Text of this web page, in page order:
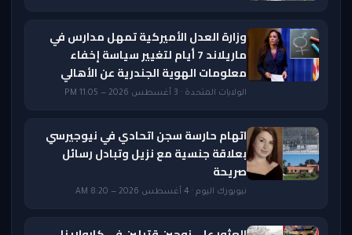
وزارة العدل الأميركية تمهل مدارس في
ماريلاند 7 أيام لتغيير سياسة إخفاء
معلومات الهوية الجندرية عن الأهالي
الولايات المتحدة · 3 أغسطس 2026 — 11:05 PM
اتهام حارسة سجن اتحادي في نيوجيرسي
بعلاقة جنسية مع نزيل وتبادل رسائل
صريحة
نيويورك اليوم · 4 أغسطس 2026 — 8:20 AM